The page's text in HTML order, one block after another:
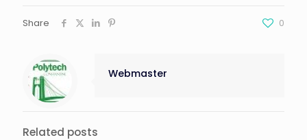
Share 0
Webmaster
Related posts